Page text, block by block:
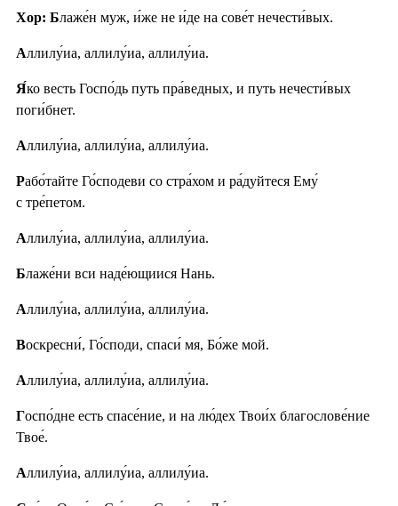
Хор: Блаже́н муж, и́же не и́де на сове́т нечести́вых.
Аллилу́иа, аллилу́иа, аллилу́иа.
Я́ко весть Госпо́дь путь пра́ведных, и путь нечести́вых
поги́бнет.
Аллилу́иа, аллилу́иа, аллилу́иа.
Рабо́тайте Го́сподеви со стра́хом и ра́дуйтеся Ему́
с тре́петом.
Аллилу́иа, аллилу́иа, аллилу́иа.
Блаже́ни вси наде́ющиися Нань.
Аллилу́иа, аллилу́иа, аллилу́иа.
Воскресни́, Го́споди, спаси́ мя, Бо́же мой.
Аллилу́иа, аллилу́иа, аллилу́иа.
Госпо́дне есть спасе́ние, и на лю́дех Твои́х благослове́ние
Твое́.
Аллилу́иа, аллилу́иа, аллилу́иа.